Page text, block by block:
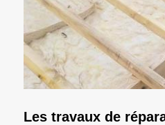
Les travaux de